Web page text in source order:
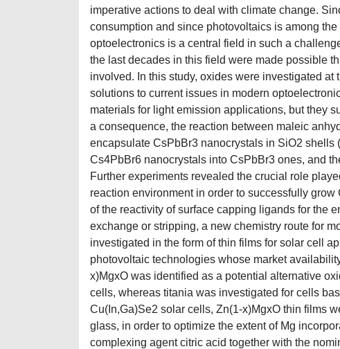
imperative actions to deal with climate change.
consumption and since photovoltaics is among
optoelectronics is a central field in such a
the last decades in this field were made possible
involved. In this study, oxides were investigated
solutions to current issues in modern
materials for light emission applications, but they
a consequence, the reaction between maleic
encapsulate CsPbBr3 nanocrystals in SiO2
Cs4PbBr6 nanocrystals into CsPbBr3 ones, and
Further experiments revealed the crucial role
reaction environment in order to successfully
of the reactivity of surface capping ligands for the
exchange or stripping, a new chemistry route for
investigated in the form of thin films for solar cell
photovoltaic technologies whose market
x)MgxO was identified as a potential alternative
cells, whereas titania was investigated for cells
Cu(In,Ga)Se2 solar cells, Zn(1-x)MgxO thin films
glass, in order to optimize the extent of Mg
complexing agent citric acid together with the